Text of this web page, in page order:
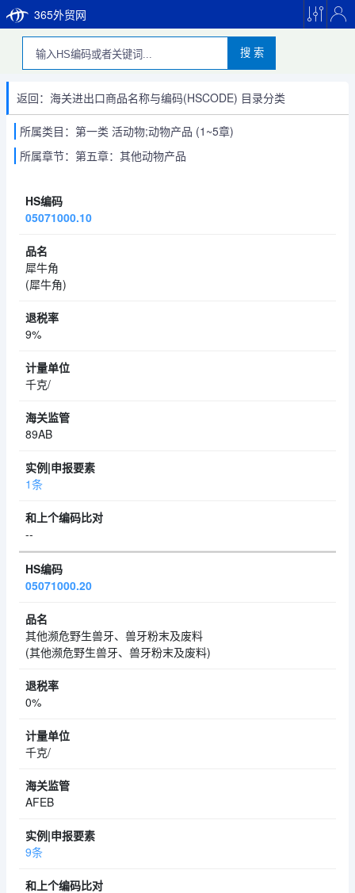
365外贸网
搜 索
返回：海关进出口商品名称与编码(HSCODE) 目录分类
所属类目：第一类 活动物;动物产品 (1~5章)
所属章节：第五章：其他动物产品
05071000.10
犀牛角
(犀牛角)
9%
千克/
89AB
1条
--
05071000.20
其他濒危野生兽牙、兽牙粉末及废料
(其他濒危野生兽牙、兽牙粉末及废料)
0%
千克/
AFEB
9条